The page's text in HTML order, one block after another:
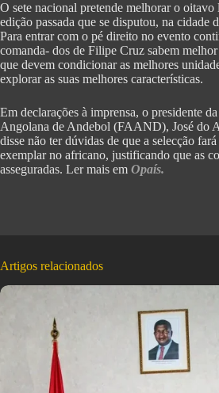
O sete nacional pretende melhorar o oitavo
edição passada que se disputou, na cidade
Para entrar com o pé direito no evento
comanda- dos de Filipe Cruz sabem
que devem condicionar as melhores
explorar as suas melhores características.
Em declarações à imprensa, o presidente
Angolana de Andebol (FAAND), José do
disse não ter dúvidas de que a selecção
exemplar no africano, justificando que as
asseguradas. Ler mais em Opaís.
Artigos relacionados